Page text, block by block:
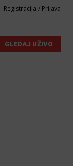
Registracija / Prijava
GLEDAJ UŽIVO